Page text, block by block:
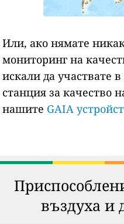
Или, ако нямате
мониторинг на
искали да участвате
станция за качество
нашите GAIA
въздуха и